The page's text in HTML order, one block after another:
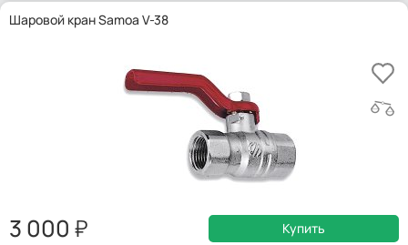
Шаровой кран Samoa V-38
3 000 Купить